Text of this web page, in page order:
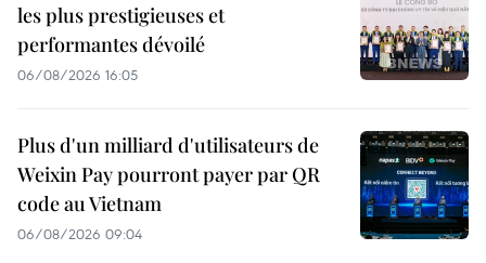
les plus prestigieuses et
performantes dévoilé
06/08/2026 16:05
Plus d'un milliard d'utilisateurs de
Weixin Pay pourront payer par QR
code au Vietnam
06/08/2026 09:04